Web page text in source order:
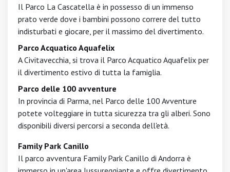
Il Parco La Cascatella è in possesso di un immenso
prato verde dove i bambini possono correre del tutto
indisturbati e giocare, per il massimo del divertimento.
Parco Acquatico Aquafelix
A Civitavecchia, si trova il Parco Acquatico Aquafelix per
il divertimento estivo di tutta la famiglia.
Parco delle 100 avventure
In provincia di Parma, nel Parco delle 100 Avventure
potete volteggiare in tutta sicurezza tra gli alberi. Sono
disponibili diversi percorsi a seconda dell'età.
Family Park Canillo
Il parco avventura Family Park Canillo di Andorra è